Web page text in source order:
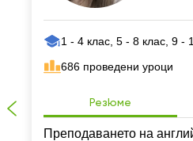
1 - 4 клас, 5 - 8 клас, 9 -
686 проведени уроци
Резюме
Преподаването на